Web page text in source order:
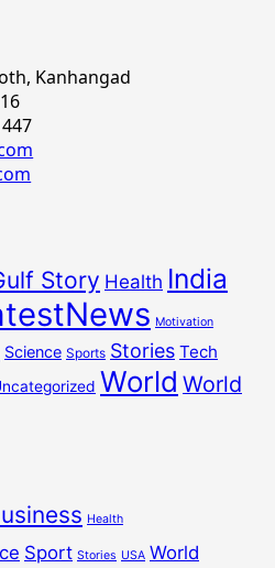
Kanhangad
Story Health India
Motivation
Science Sports Stories Tech
World World
Health
Sport Stories USA World